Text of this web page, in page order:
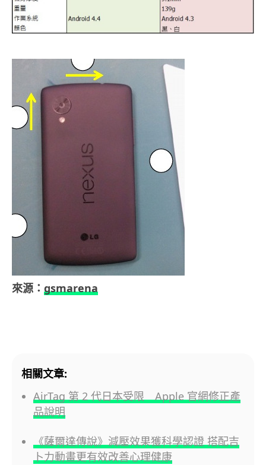
來源： gsmarena
相關文章:
AirTag 第 2 代日本受限 Apple 官網修正產
品說明
《薩爾達傳說》減壓效果獲科學認證 搭配吉
卜力動畫更有效改善心理健康